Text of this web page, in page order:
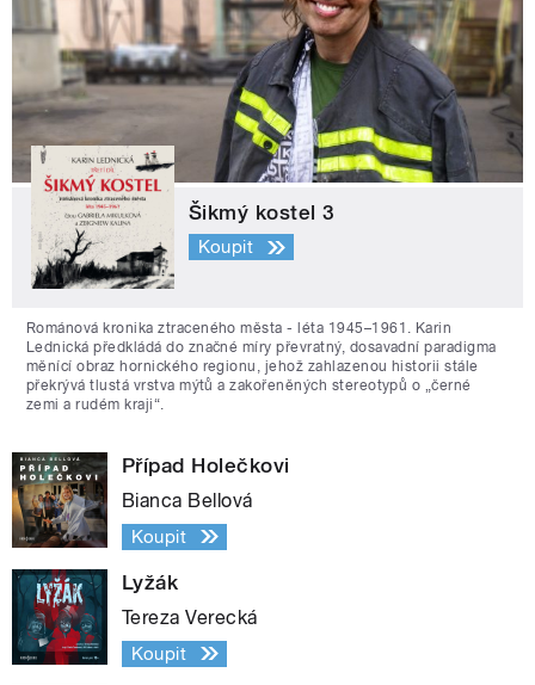
Šikmý kostel 3
Koupit
Románová kronika ztraceného města - léta 1945–1961. Karin
Lednická předkládá do značné míry převratný, dosavadní paradigma
měnící obraz hornického regionu, jehož zahlazenou historii stále
překrývá tlustá vrstva mýtů a zakořeněných stereotypů o „černé
zemi a rudém kraji“.
Případ Holečkovi
Bianca Bellová
Koupit
Lyžák
Tereza Verecká
Koupit